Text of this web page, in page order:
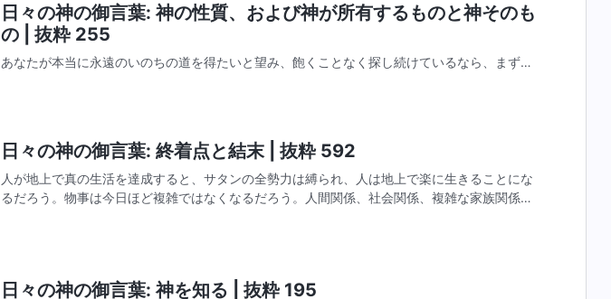
日々の神の御言葉: 神の性質、および神が所有するものと神そのも
の | 抜粋 255
あなたが本当に永遠のいのちの道を得たいと望み、飽くことなく探し続けているなら、まずこ
日々の神の御言葉: 終着点と結末 | 抜粋 592
人が地上で真の生活を達成すると、サタンの全勢力は縛られ、人は地上で楽に生きることにな
るだろう。物事は今日ほど複雑ではなくなるだろう。人間関係、社会関係、複雑な家族関係な
日々の神の御言葉: 神を知る | 抜粋 195